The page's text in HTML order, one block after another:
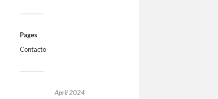
Pages
Contacto
April 2024